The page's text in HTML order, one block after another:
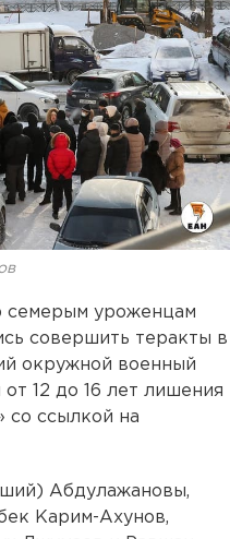
семерым уроженцам
совершить теракты в
окружной военный
12 до 16 лет лишения
ссылкой на
Абдулажановы,
Карим-Ахунов,